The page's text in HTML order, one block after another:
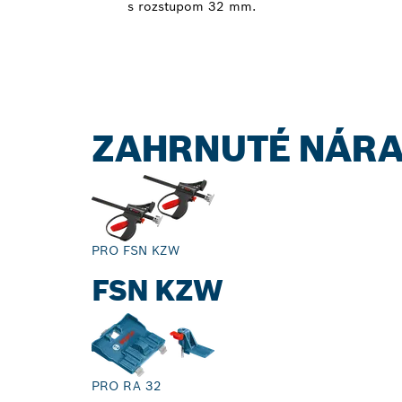
s rozstupom 32 mm.
ZAHRNUTÉ
PRO FSN KZW
FSN KZW
PRO RA 32